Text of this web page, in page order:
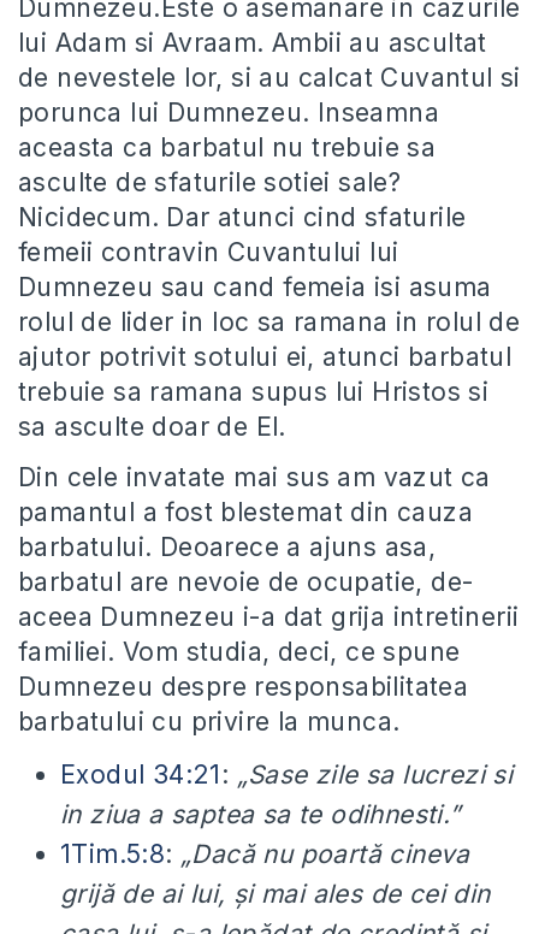
Dumnezeu.Este o asemanare in cazurile
lui Adam si Avraam. Ambii au ascultat
de nevestele lor, si au calcat Cuvantul si
porunca lui Dumnezeu. Inseamna
aceasta ca barbatul nu trebuie sa
asculte de sfaturile sotiei sale?
Nicidecum. Dar atunci cind sfaturile
femeii contravin Cuvantului lui
Dumnezeu sau cand femeia isi asuma
rolul de lider in loc sa ramana in rolul de
ajutor potrivit sotului ei, atunci barbatul
trebuie sa ramana supus lui Hristos si
sa asculte doar de El.
Din cele invatate mai sus am vazut ca
pamantul a fost blestemat din cauza
barbatului. Deoarece a ajuns asa,
barbatul are nevoie de ocupatie, de-
aceea Dumnezeu i-a dat grija intretinerii
familiei. Vom studia, deci, ce spune
Dumnezeu despre responsabilitatea
barbatului cu privire la munca.
Exodul 34:21 : „Sase zile sa lucrezi si
in ziua a saptea sa te odihnesti.”
1Tim.5:8: „Dacă nu poartă cineva
grijă de ai lui, şi mai ales de cei din